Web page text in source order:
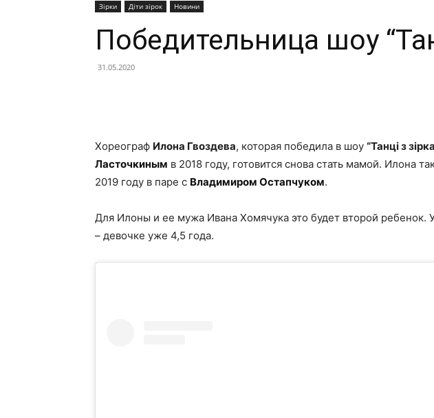
Зірки Діти зірок Новини
Победительница шоу
31.05.2020
Хореограф Илона Гвоздева, которая победила в шоу “Танці з
Ласточкиным в 2018 году, готовится снова стать мамой. Илона
2019 году в паре с Владимиром Остапчуком.
Для Илоны и ее мужа Ивана Хомячука это будет второй ребенок.
– девочке уже 4,5 года.